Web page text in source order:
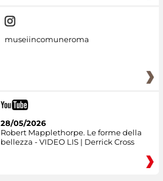
museiincomuneroma
28/05/2026
Robert Mapplethorpe. Le forme della
bellezza - VIDEO LIS | Derrick Cross